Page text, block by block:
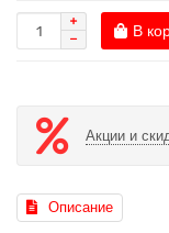
В
Акции и
Описание